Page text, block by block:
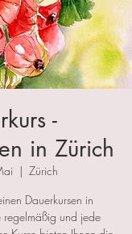
-
in Zürich
  |
Zürich
Dauerkursen in
und jede